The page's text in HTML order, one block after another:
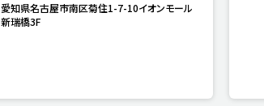
愛知県名古屋市南区菊住1-7-10イオンモール
新瑞橋3F